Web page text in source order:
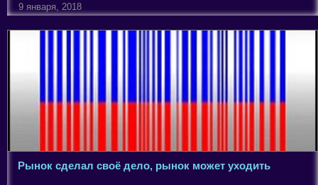
9 января, 2018
Рынок сделал своё дело, рынок может уходить